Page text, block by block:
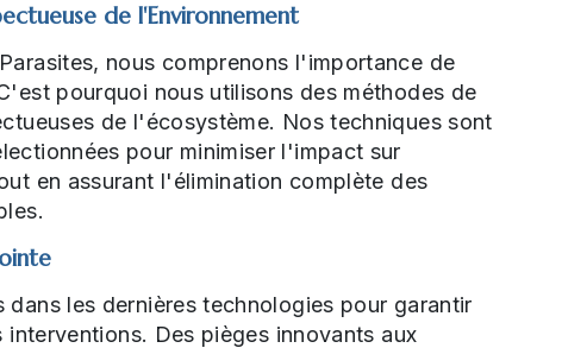
de l'Environnement
nous comprenons l'importance de
pourquoi nous utilisons des méthodes de
de l'écosystème. Nos techniques sont
pour minimiser l'impact sur
en assurant l'élimination complète des
dans les dernières technologies pour garantir
Des pièges innovants aux